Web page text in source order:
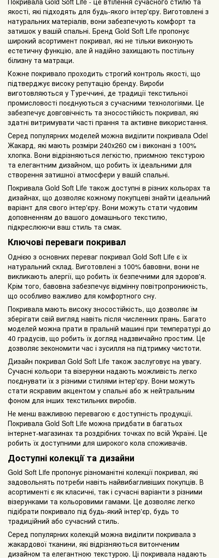
якості, які підходять для будь-якого інтер'єру. Виготовлені з
натуральних матеріалів, вони забезпечують комфорт та
затишок у вашій спальні. Бренд Gold Soft Life пропонує
широкий асортимент покривал, які не тільки виконують
естетичну функцію, але й надійно захищають постільну
білизну та матраци.
Кожне покривало проходить строгий контроль якості, що
підтверджує високу репутацію бренду. Вироби
виготовляються у Туреччині, де традиції текстильної
промисловості поєднуються з сучасними технологіями. Це
забезпечує довговічність та зносостійкість покривал, які
здатні витримувати часті прання та активне використання.
Серед популярних моделей можна виділити покривала Odel
Жакард, які мають розміри 240x260 см і виконані з 100%
хлопка. Вони відрізняються легкістю, приємною текстурою
та елегантним дизайном, що робить їх ідеальними для
створення затишної атмосфери у вашій спальні.
Покривала Gold Soft Life також доступні в різних кольорах та
дизайнах, що дозволяє кожному покупцеві знайти ідеальний
варіант для свого інтер'єру. Вони можуть стати чудовим
доповненням до вашого домашнього текстилю,
підкреслюючи ваш стиль та смак.
Ключові переваги покривал
Однією з основних переваг покривал Gold Soft Life є їх
натуральний склад. Виготовлені з 100% бавовни, вони не
викликають алергії, що робить їх безпечними для здоров'я.
Крім того, бавовна забезпечує відмінну повітропроникність,
що особливо важливо для комфортного сну.
Покривала мають високу зносостійкість, що дозволяє їм
зберігати свій вигляд навіть після численних прань. Багато
моделей можна прати в пральній машині при температурі до
40 градусів, що робить їх догляд надзвичайно простим. Це
дозволяє зекономити час і зусилля на підтримку чистоти.
Дизайн покривал Gold Soft Life також заслуговує на увагу.
Сучасні кольори та візерунки надають можливість легко
поєднувати їх з різними стилями інтер'єру. Вони можуть
стати яскравим акцентом у спальні або ж нейтральним
фоном для інших текстильних виробів.
Не менш важливою перевагою є доступність продукції.
Покривала Gold Soft Life можна придбати в багатьох
інтернет-магазинах та роздрібних точках по всій Україні. Це
робить їх доступними для широкого кола споживачів.
Доступні колекції та дизайни
Gold Soft Life пропонує різноманітні колекції покривал, які
задовольнять потреби навіть найвибагливіших покупців. В
асортименті є як класичні, так і сучасні варіанти з різними
візерунками та кольоровими гамами. Це дозволяє легко
підібрати покривало під будь-який інтер'єр, будь то
традиційний або сучасний стиль.
Серед популярних колекцій можна виділити покривала з
жакардової тканини, які відрізняються витонченим
дизайном та елегантною текстурою. Ці покривала надають